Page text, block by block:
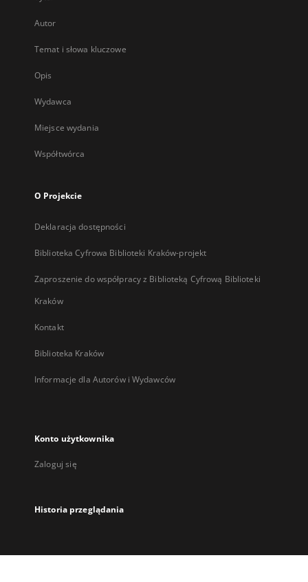
Autor
Temat i słowa kluczowe
Opis
Wydawca
Miejsce wydania
Współtwórca
O Projekcie
Deklaracja dostępności
Biblioteka Cyfrowa Biblioteki Kraków-projekt
Zaproszenie do współpracy z Biblioteką Cyfrową Biblioteki
Kraków
Kontakt
Biblioteka Kraków
Informacje dla Autorów i Wydawców
Konto użytkownika
Zaloguj się
Historia przeglądania